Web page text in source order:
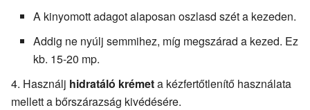
A kinyomott adagot alaposan oszlasd szét a kezeden.
Addig ne nyúlj semmihez, míg megszárad a kezed. Ez
kb. 15-20 mp.
Használj hidratáló krémeta kézfertőtlenítő használata
mellett a bőrszárazság kivédésére.